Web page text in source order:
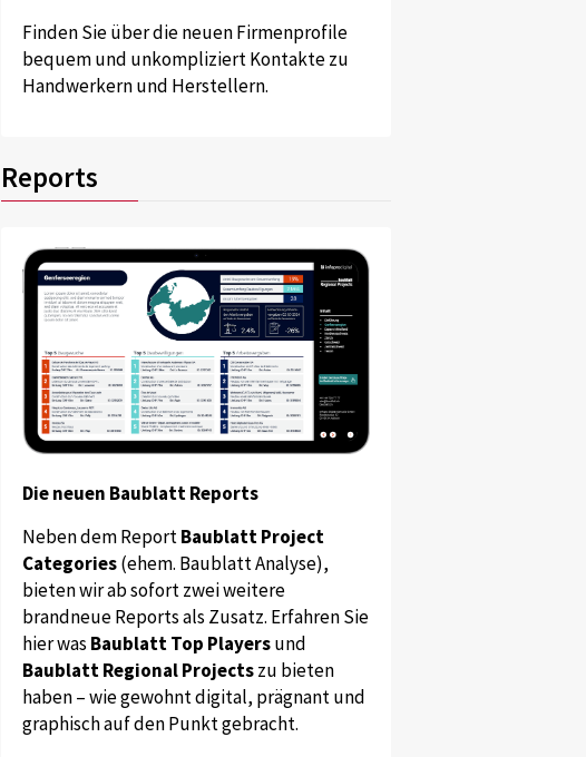
Finden Sie über die neuen Firmenprofile
bequem und unkompliziert Kontakte zu
Handwerkern und Herstellern.
Reports
Die neuen Baublatt Reports
Neben dem ReportBaublatt Project
Categories(ehem. Baublatt Analyse),
bieten wir ab sofort zwei weitere
brandneue Reports als Zusatz. Erfahren Sie
hier was Baublatt Top Playersund
Baublatt Regional Projectszu bieten
haben – wie gewohnt digital, prägnant und
graphisch auf den Punkt gebracht.